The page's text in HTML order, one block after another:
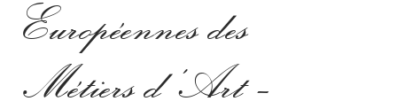
Européennes des
Métiers d’Art –